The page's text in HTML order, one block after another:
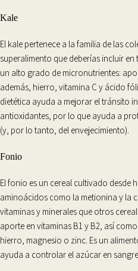
Kale
El kale pertenece a la familia de las
superalimento que deberías incluir
un alto grado de micronutrientes:
además, hierro, vitamina C y ácido
dietética ayuda a mejorar el tránsito
antioxidantes , por lo que ayuda a
(y, por lo tanto, del envejecimiento).
Fonio
El fonio es un cereal cultivado desde
aminoácidos como la metionina y la
vitaminas y minerales que otros
aporte en vitaminas B1 y B2 , así
hierro, magnesio o zinc. Es un
ayuda a controlar el azúcar en